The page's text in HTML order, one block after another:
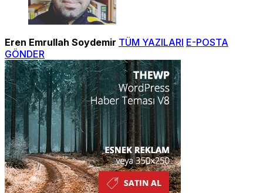
Eren Emrullah Soydemir TÜM YAZILARI E-POSTA
GÖNDER